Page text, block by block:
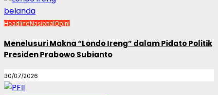
HeadlineNasionalOpini
Menelusuri Makna “Londo Ireng” dalam Pidato Politik
Presiden Prabowo Subianto
30/07/2026